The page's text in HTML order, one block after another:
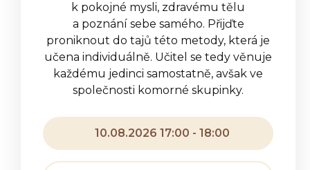
k pokojné mysli, zdravému tělu
a poznání sebe samého. Přijďte
proniknout do tajů této metody, která je
učena individuálně. Učitel se tedy věnuje
každému jedinci samostatně, avšak ve
společnosti komorné skupinky.
10.08.2026 17:00 - 18:00